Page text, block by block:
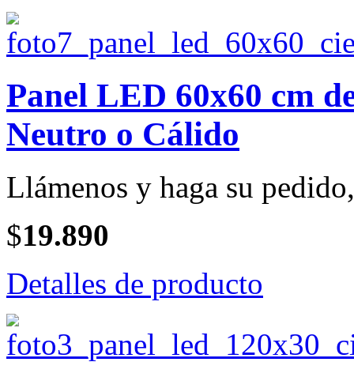
Panel LED 60x60 cm
Neutro o Cálido
Llámenos y haga su
$19.890
Detalles de producto